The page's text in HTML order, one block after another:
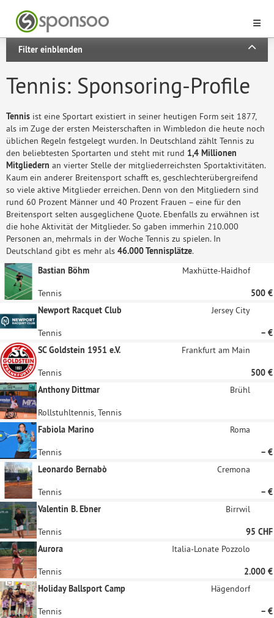
Filter einblenden
Tennis: Sponsoring-Profile
Tennis ist eine Sportart existiert in seiner heutigen Form seit 1877,
als im Zuge der ersten Meisterschaften in Wimbledon die heute noch
üblichen Regeln festgelegt wurden. In Deutschland zählt Tennis zu
den beliebtesten Sportarten und steht mit rund 1,4 Millionen
Mitgliedern an vierter Stelle der mitgliederreichsten Sportaktivitäten.
Kaum ein anderer Breitensport schafft es, geschlechterübergreifend
so viele aktive Mitglieder erreichen. Denn von den Mitgliedern sind
rund 60 Prozent Männer und 40 Prozent Frauen – eine für den
Breitensport selten ausgeglichene Quote. Ebenfalls zu erwähnen ist
die hohe Aktivität der Mitglieder. So gaben immerhin 210.000
Personen an, mehrmals in der Woche Tennis zu spielen. In
Deutschland gibt es mehr als 46.000 Tennisplätze.
Bastian Böhm
Maxhütte-Haidhof
Tennis
500 €
Newport Racquet Club
Jersey City
Tennis
– €
SC Goldstein 1951 e.V.
Frankfurt am Main
Tennis
500 €
Anthony Dittmar
Brühl
Rollstuhltennis, Tennis
Fabiola Marino
Roma
Tennis
– €
Leonardo Bernabò
Cremona
Tennis
– €
Valentin B. Ebner
Birrwil
Tennis
95 CHF
Aurora
Italia-Lonate Pozzolo
Tennis
2.000 €
Holiday Ballsport Camp
Hägendorf
Tennis
– €